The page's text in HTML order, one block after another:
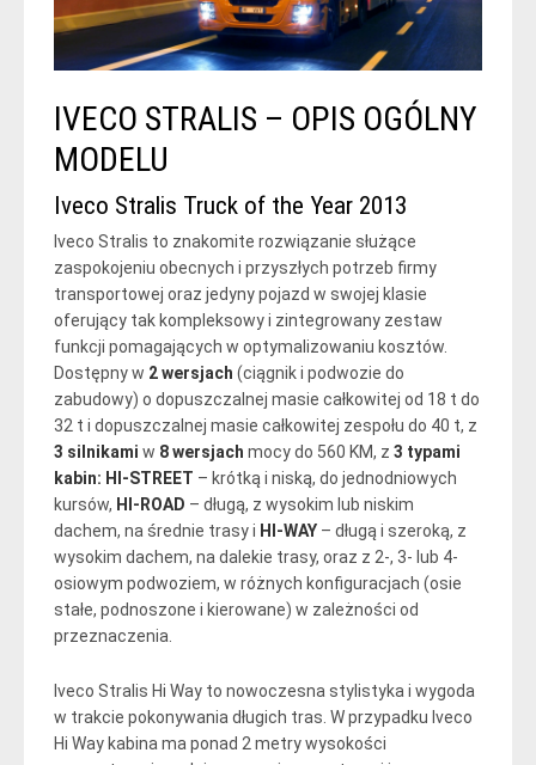
IVECO STRALIS – OPIS OGÓLNY
MODELU
Iveco Stralis Truck of the Year 2013
Iveco Stralis to znakomite rozwiązanie służące
zaspokojeniu obecnych i przyszłych potrzeb firmy
transportowej oraz jedyny pojazd w swojej klasie
oferujący tak kompleksowy i zintegrowany zestaw
funkcji pomagających w optymalizowaniu kosztów.
Dostępny w 2 wersjach (ciągnik i podwozie do
zabudowy) o dopuszczalnej masie całkowitej od 18 t do
32 t i dopuszczalnej masie całkowitej zespołu do 40 t, z
3 silnikami w 8 wersjach mocy do 560 KM, z 3 typami
kabin: HI-STREET – krótką i niską, do jednodniowych
kursów, HI-ROAD – długą, z wysokim lub niskim
dachem, na średnie trasy i HI-WAY – długą i szeroką, z
wysokim dachem, na dalekie trasy, oraz z 2-, 3- lub 4-
osiowym podwoziem, w różnych konfiguracjach (osie
stałe, podnoszone i kierowane) w zależności od
przeznaczenia.
Iveco Stralis Hi Way to nowoczesna stylistyka i wygoda
w trakcie pokonywania długich tras. W przypadku Iveco
Hi Way kabina ma ponad 2 metry wysokości